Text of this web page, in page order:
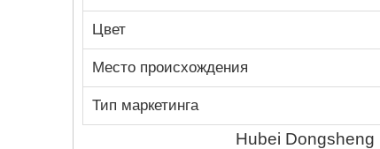
Цвет
Место происхождения
Тип маркетинга
Hubei Dongsheng